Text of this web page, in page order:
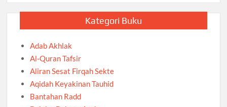
Kategori Buku
Adab Akhlak
Al-Quran Tafsir
Aliran Sesat Firqah Sekte
Aqidah Keyakinan Tauhid
Bantahan Radd